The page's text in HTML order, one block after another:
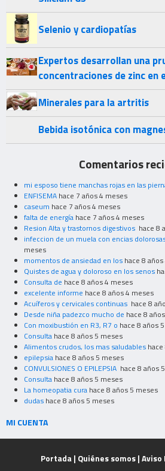
Selenio y cardiopatías
Expertos desarrollan una
concentraciones de zinc en
Minerales para la artritis
Bebida isotónica con
Comentarios
mi esposo tiene manchas rojas en las
ENFISEMA hace 7 años 4 meses
caseum hace 7 años 4 meses
falta de energía hace 7 años 4 meses
Resion Alta y trastornos digestivos hace 8
infeccion de un muela con encias
meses
momentos de ansiedad en los hace 8
Quistes de agua y doloroso en los senos
Consulta de hace 8 años 4 meses
excelente informe hace 8 años 4 meses
Acuíferos y cervicales continuas hace 8
Desde niña padezco mucho de hace 8
Con moxibustión en R3, R7 o hace 8 años
Consulta hace 8 años 5 meses
Alimentos crudos, los mas saludables
epilepsia hace 8 años 5 meses
CONVULSIONES O EPILEPSIA hace 8 años
Consulta hace 8 años 5 meses
La homeopatia cura hace 8 años 5 meses
dudas hace 8 años 5 meses
MI CUENTA
Portada | Quiénes somos| Aviso